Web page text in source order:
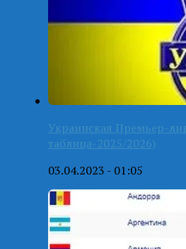
Украинская Премьер-
таблица-2025/2026)
03.04.2023 - 01:05